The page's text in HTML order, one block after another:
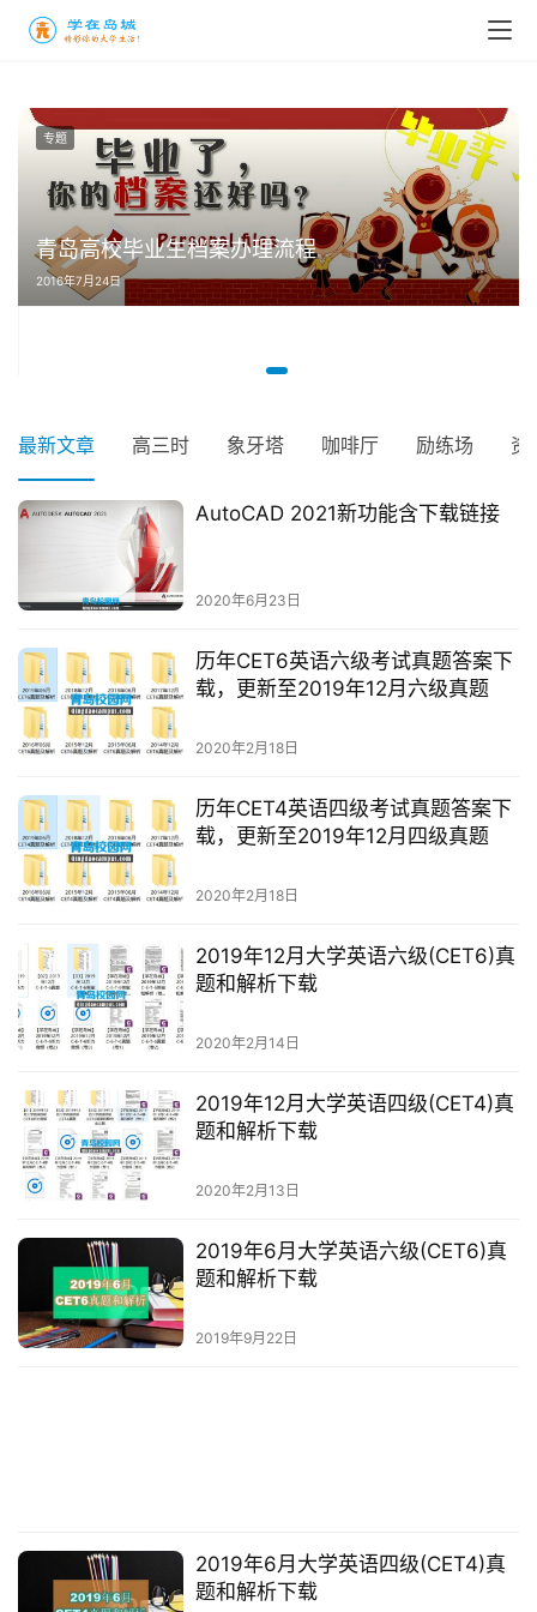
三
时
象
牙
咖
啡
厅
青
春
潮
料
库
导
励
练
青岛高校毕业生档案办理流程
2016年7月24日
专题
最新文章 高三时 象牙塔 咖啡厅 励练场 资
AutoCAD 2021新功能含下载链接
2020年6月23日
历年CET6英语六级考试真题答案下
载，更新至2019年12月六级真题
2020年2月18日
历年CET4英语四级考试真题答案下
载，更新至2019年12月四级真题
2020年2月18日
2019年12月大学英语六级(CET6)真
题和解析下载
2020年2月14日
2019年12月大学英语四级(CET4)真
题和解析下载
2020年2月13日
2019年6月大学英语六级(CET6)真
题和解析下载
2019年9月22日
2019年6月大学英语四级(CET4)真
题和解析下载